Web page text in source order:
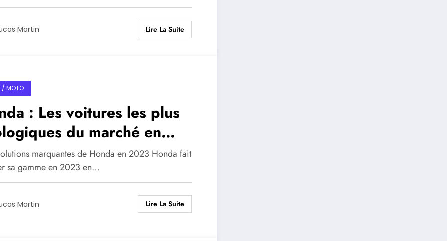
Martin Lire La Suite
/ MOTO
: Les voitures les plus
du marché en
marquantes de Honda en 2023 Honda fait
sa gamme en 2023 en…
Martin Lire La Suite